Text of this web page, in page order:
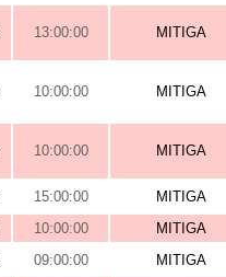
13:00:00 MITIGA
10:00:00 MITIGA
10:00:00 MITIGA
15:00:00 MITIGA
10:00:00 MITIGA
09:00:00 MITIGA